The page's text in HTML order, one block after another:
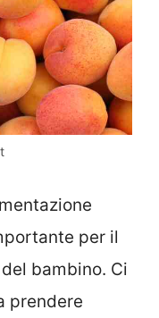
per il
bambino. Ci
prendere